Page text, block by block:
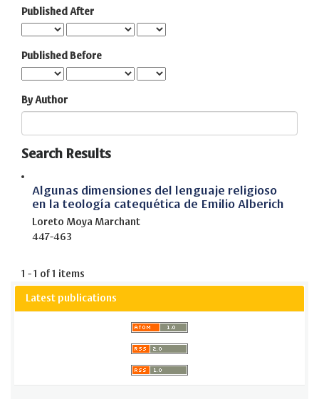
Published After
Published Before
By Author
Search Results
Algunas dimensiones del lenguaje religioso
en la teología catequética de Emilio Alberich
Loreto Moya Marchant
447-463
1 - 1 of 1 items
Latest publications